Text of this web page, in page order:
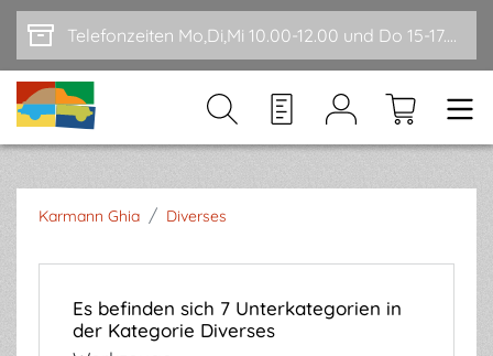
Zum Hauptinhalt springen Telefonzeiten Mo,Di,Mi 10.00-12.00 und Do 15-17.00
Karmann Ghia / Diverses
Es befinden sich 7 Unterkategorien in
der Kategorie Diverses